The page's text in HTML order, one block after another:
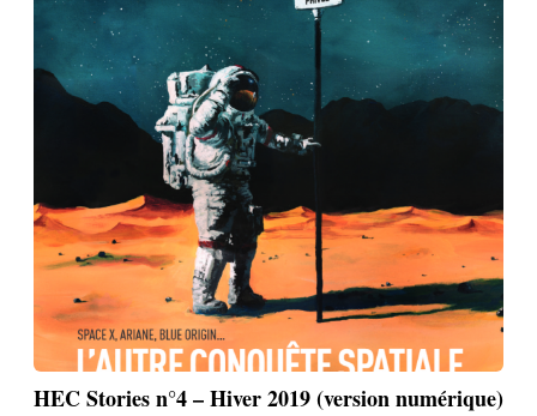
HEC Stories n°4 – Hiver 2019 (version numérique)